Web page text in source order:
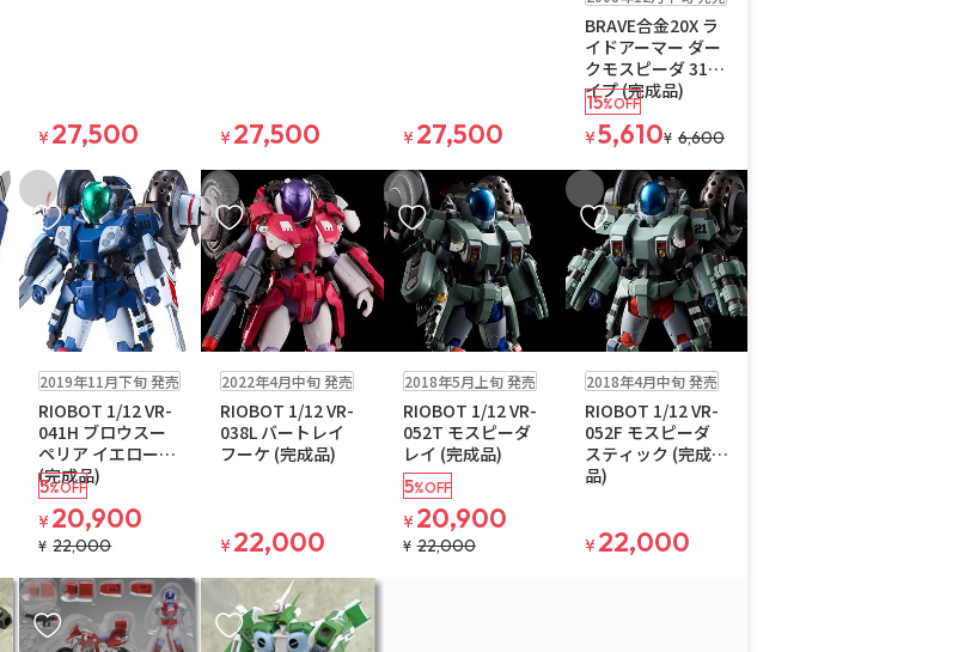
¥ 27,500 ¥ 27,500 ¥ 27,500
BRAVE合金20X ラ
イドアーマー ダー
クモスピーダ 31タ
イプ (完成品)
15%OFF
¥5,610¥ 6,600
お気に入りに追加
2019年11月下旬 発売
RIOBOT 1/12 VR-
041H ブロウスー
ペリア イエロー
(完成品)
5%OFF
¥ 20,900
¥ 22,000
お気に入りに追加
2022年4月中旬 発売
RIOBOT 1/12 VR-
038L バートレイ
フーケ (完成品)
¥ 22,000
お気に入りに追加
2018年5月上旬 発売
RIOBOT 1/12 VR-
052T モスピーダ
レイ (完成品)
5%OFF
¥ 20,900
¥ 22,000
お気に入りに追加
2018年4月中旬 発売
RIOBOT 1/12 VR-
052F モスピーダ
スティック (完成
品)
¥ 22,000
お気に入りに追加 お気に入りに追加